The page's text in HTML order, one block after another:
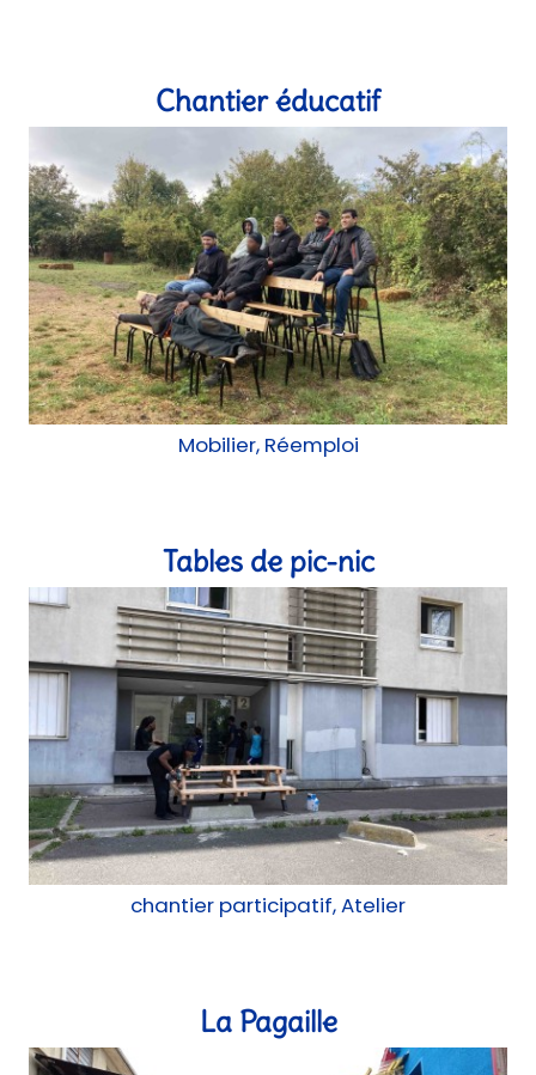
Chantier éducatif
Mobilier, Réemploi
Tables de pic-nic
chantier participatif, Atelier
La Pagaille